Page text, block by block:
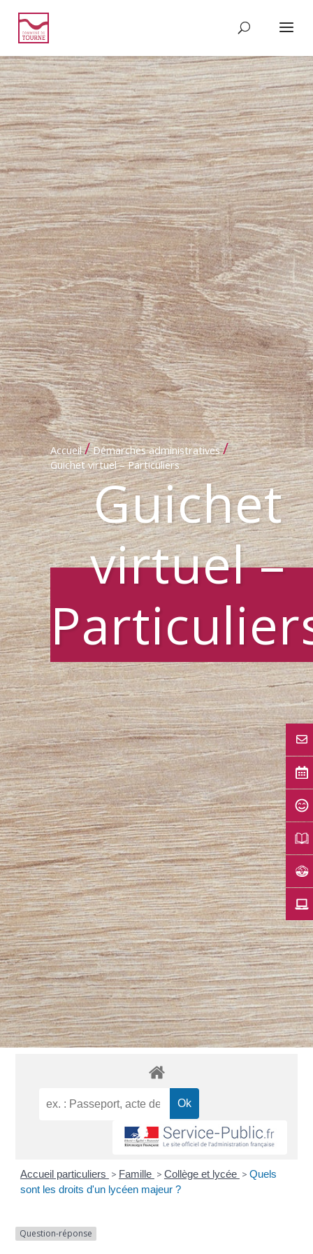
Accueil / Démarches administratives /
Guichet virtuel – Particuliers
Guichet
virtuel –
Accueil particuliers > Famille > Collège et lycée > Quels
sont les droits d'un lycéen majeur ?
Question-réponse